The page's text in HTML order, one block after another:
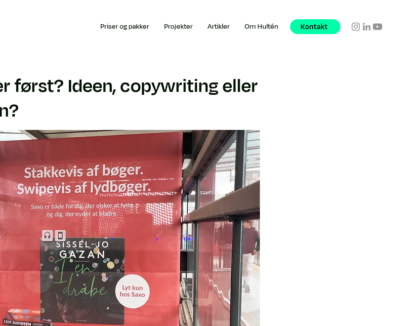
Priser og pakker Projekter Artikler Om Hultén Kontakt
først? Ideen, copywriting eller